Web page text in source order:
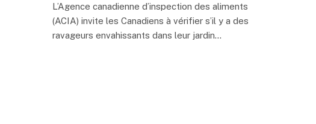
L’Agence canadienne d’inspection des aliments
(ACIA) invite les Canadiens à vérifier s’il y a des
ravageurs envahissants dans leur jardin…